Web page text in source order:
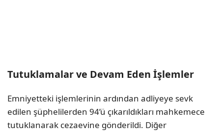
Tutuklamalar ve Devam Eden İşlemler
Emniyetteki işlemlerinin ardından adliyeye sevk
edilen şüphelilerden 94’ü çıkarıldıkları mahkemece
tutuklanarak cezaevine gönderildi. Diğer